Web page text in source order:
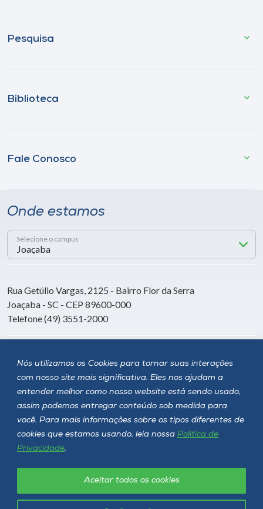
Nós utilizamos os Cookies para tornar suas interações
com nosso site mais significativa. Eles nos ajudam a
entender melhor como nosso website está sendo usado,
assim podemos entregar conteúdo sob medida para
você. Para mais informações sobre os tipos diferentes de
cookies que estamos usando, leia nossa Política de
Privacidade.
Aceitar todos os cookies
Pesquisa
Biblioteca
Fale Conosco
Onde estamos
Selecione o campus
Rua Getúlio Vargas, 2125 - Bairro Flor da Serra
Joaçaba - SC - CEP 89600-000
Telefone (49) 3551-2000
Siga a Unoesc
Política de privacidade LGPD